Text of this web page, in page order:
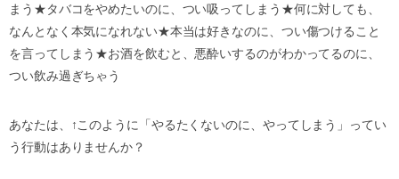
まう★タバコをやめたいのに、つい吸ってしまう★何に対しても、
なんとなく本気になれない★本当は好きなのに、つい傷つけること
を言ってしまう★お酒を飲むと、悪酔いするのがわかってるのに、
つい飲み過ぎちゃう
あなたは、↑このように「やるたくないのに、やってしまう」ってい
う行動はありませんか？